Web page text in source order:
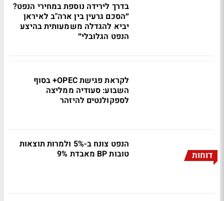
בדרך לירידה נוספת במחירי הנפט?
״הסכם גרעין בין ארה"ב לאיראן
יביא להגדלה משמעותית בהיצע
הנפט הגלובלי״
לקראת פגישת OPEC+ בסוף
השבוע: סעודיה ממליצה
לספקולנטים להיזהר
דוחות
הנפט צונח ב-5% ולמרות תוצאות
טובות BP מאבדת 9%